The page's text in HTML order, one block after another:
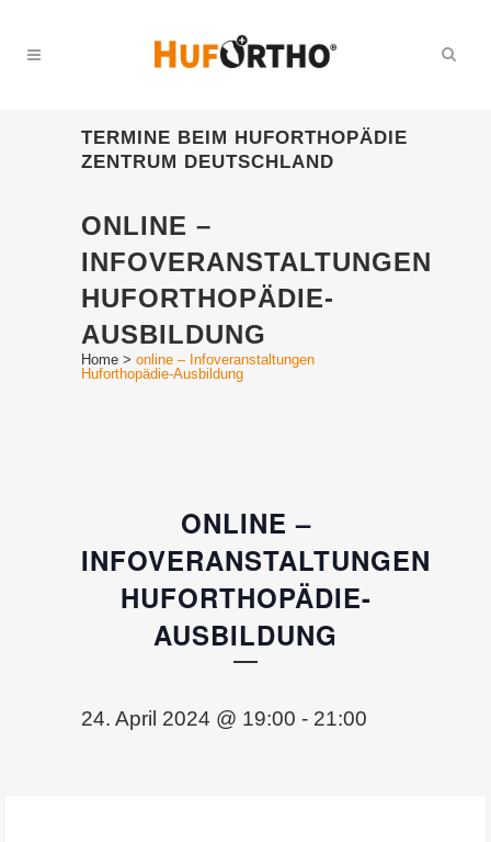
TERMINE BEIM HUFORTHOPÄDIE
ZENTRUM DEUTSCHLAND
ONLINE –
INFOVERANSTALTUNGEN
HUFORTHOPÄDIE-
AUSBILDUNG
Home > online – Infoveranstaltungen
Huforthopädie-Ausbildung
ONLINE –
INFOVERANSTALTUNGEN
HUFORTHOPÄDIE-
AUSBILDUNG
24. April 2024 @ 19:00 - 21:00